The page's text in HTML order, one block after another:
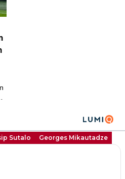
Sutalo Georges Mikautadze